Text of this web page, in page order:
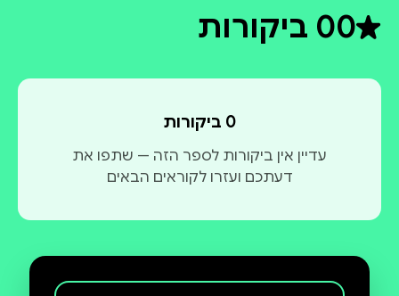
0דירוג ממוצע 0 מתוך 5
0 ביקורות
0 ביקורות
עדיין אין ביקורות לספר הזה — שתפו את
דעתכם ועזרו לקוראים הבאים